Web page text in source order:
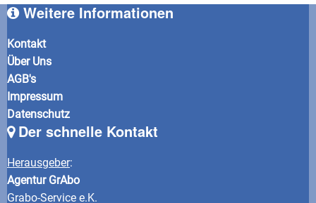
Weitere Informationen
Kontakt
Über Uns
AGB's
Impressum
Datenschutz
Der schnelle Kontakt
Herausgeber:
Agentur GrAbo
Grabo-Service e.K.